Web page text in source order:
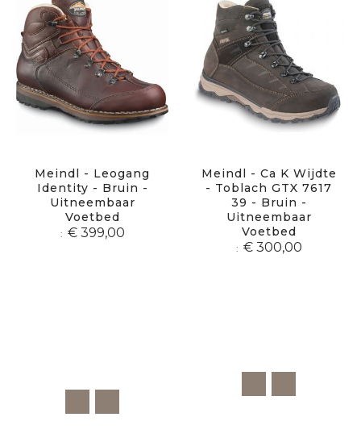
Meindl - Leogang
Identity - Bruin -
Uitneembaar
Voetbed
€ 399,00
Meindl - Ca K Wijdte
- Toblach GTX 7617
39 - Bruin -
Uitneembaar
Voetbed
€ 300,00